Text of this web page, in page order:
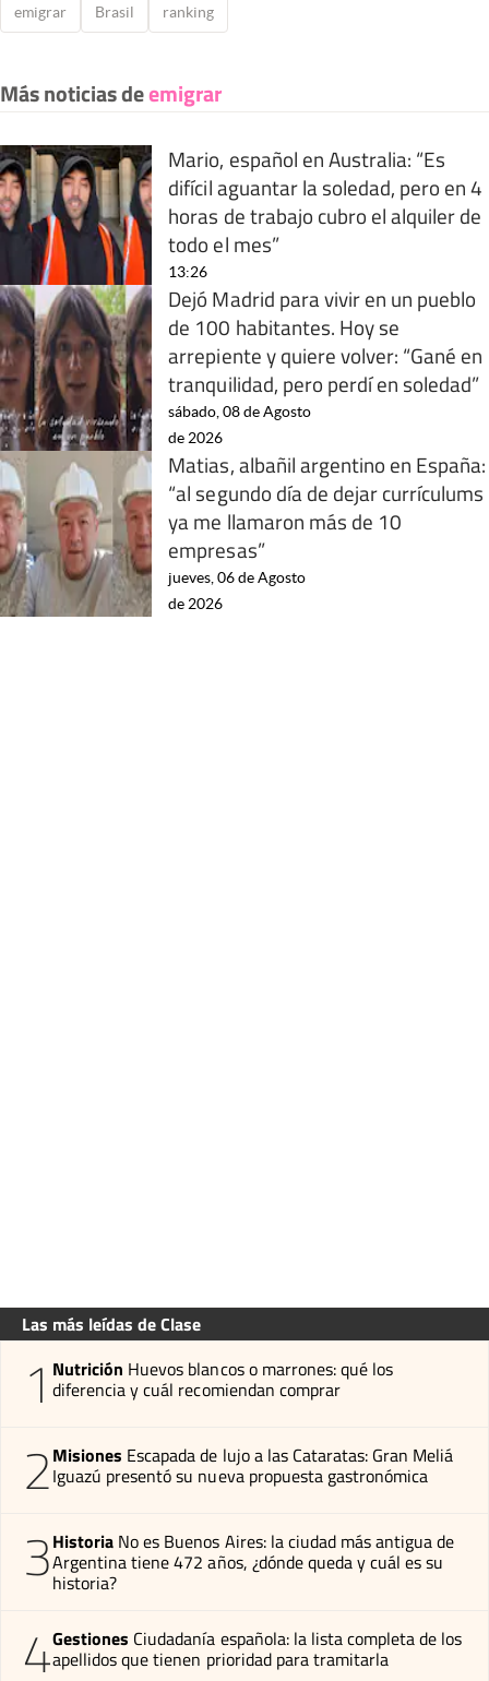
emigrar Brasil ranking
Más noticias deemigrar
Mario, español en Australia: “Es
difícil aguantar la soledad, pero en 4
horas de trabajo cubro el alquiler de
todo el mes”
13:26
Dejó Madrid para vivir en un pueblo
de 100 habitantes. Hoy se
arrepiente y quiere volver: “Gané en
tranquilidad, pero perdí en soledad”
sábado, 08 de Agosto
de 2026
Matias, albañil argentino en España:
“al segundo día de dejar currículums
ya me llamaron más de 10
empresas”
jueves, 06 de Agosto
de 2026
Las más leídas de Clase
1 Nutrición Huevos blancos o marrones: qué los
diferencia y cuál recomiendan comprar
2Misiones Escapada de lujo a las Cataratas: Gran Meliá
Iguazú presentó su nueva propuesta gastronómica
3Historia No es Buenos Aires: la ciudad más antigua de
Argentina tiene 472 años, ¿dónde queda y cuál es su
historia?
4Gestiones Ciudadanía española: la lista completa de los
apellidos que tienen prioridad para tramitarla